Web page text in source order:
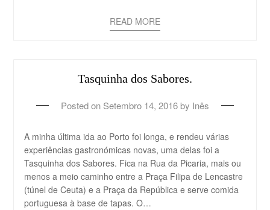
READ MORE
Tasquinha dos Sabores.
Posted on Setembro 14, 2016 by Inês
A minha última ida ao Porto foi longa, e rendeu várias
experiências gastronómicas novas, uma delas foi a
Tasquinha dos Sabores. Fica na Rua da Picaria, mais ou
menos a meio caminho entre a Praça Filipa de Lencastre
(túnel de Ceuta) e a Praça da República e serve comida
portuguesa à base de tapas. O…